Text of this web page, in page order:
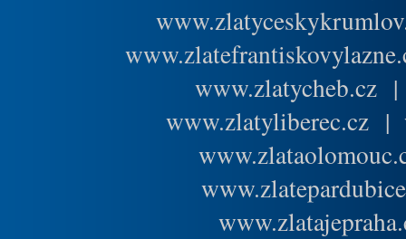
www.zlatycheb.cz
www.zlatyliberec.cz |